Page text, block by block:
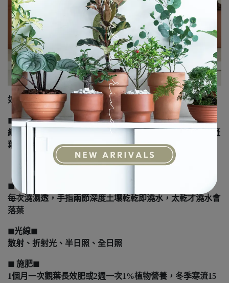
如何跟斑葉榆樹當盆友｜
◼︎特性◼︎
細緻的小葉斑葉紋路，很適合作為小盆景植栽，天氣冷時斑
葉較白，夏季顏色比較綠
◼︎ 濕度與水分◼︎
每次澆濕透，手指兩節深度土壤乾乾即澆水，太乾才澆水會
落葉
◼︎光線◼︎
散射、折射光、半日照、全日照
◼︎ 施肥◼︎
1個月一次觀葉長效肥或2週一次1%植物營養，冬季寒流15